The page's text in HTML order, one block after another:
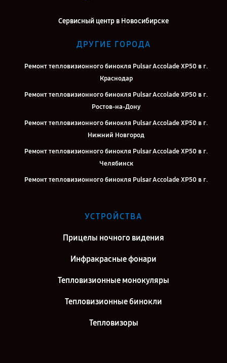
Сервисный центр в Новосибирске
ДРУГИЕ ГОРОДА
Ремонт тепловизионного бинокля Pulsar Accolade XP50 в г.
Краснодар
Ремонт тепловизионного бинокля Pulsar Accolade XP50 в г.
Ростов-на-Дону
Ремонт тепловизионного бинокля Pulsar Accolade XP50 в г.
Нижний Новгород
Ремонт тепловизионного бинокля Pulsar Accolade XP50 в г.
Челябинск
Ремонт тепловизионного бинокля Pulsar Accolade XP50 в г.
Москва
Петербург
УСТРОЙСТВА
Прицелы ночного видения
Инфракрасные фонари
Тепловизионные монокуляры
Тепловизионные бинокли
Тепловизоры